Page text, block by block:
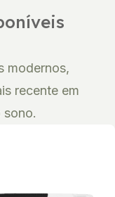
modernos,
recente em